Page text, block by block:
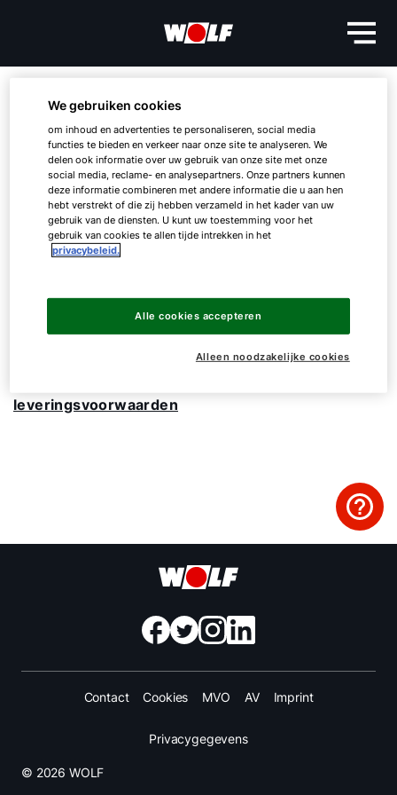
01.Verkoop- en
leveringsvoorwaarden
WOLF GmbH
Download
leveringsvoorwaarden
© 2026 WOLF
Contact Cookies MVO AV Imprint
Privacygegevens
Hallo!
Ook interessant?
We gebruiken cookies
om inhoud en advertenties te personaliseren, social media
functies te bieden en verkeer naar onze site te analyseren. We
delen ook informatie over uw gebruik van onze site met onze
social media, reclame- en analysepartners. Onze partners kunnen
deze informatie combineren met andere informatie die u aan hen
hebt verstrekt of die zij hebben verzameld in het kader van uw
gebruik van de diensten. U kunt uw toestemming voor het
gebruik van cookies te allen tijde intrekken in het
privacybeleid.
Alleen noodzakelijke cookies
Alle cookies accepteren